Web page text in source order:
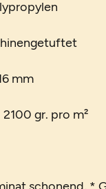
mm
gr. pro m²
schonend, *